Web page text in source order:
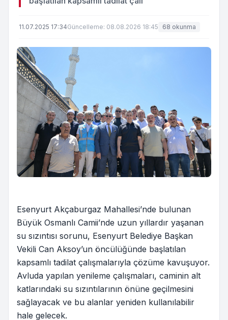
11.07.2025 17:34Güncelleme: 08.08.2026 18:45 68 okunma
Esenyurt Akçaburgaz Mahallesi’nde bulunan
Büyük Osmanlı Camii’nde uzun yıllardır yaşanan
su sızıntısı sorunu, Esenyurt Belediye Başkan
Vekili Can Aksoy’un öncülüğünde başlatılan
kapsamlı tadilat çalışmalarıyla çözüme kavuşuyor.
Avluda yapılan yenileme çalışmaları, caminin alt
katlarındaki su sızıntılarının önüne geçilmesini
sağlayacak ve bu alanlar yeniden kullanılabilir
hale gelecek.